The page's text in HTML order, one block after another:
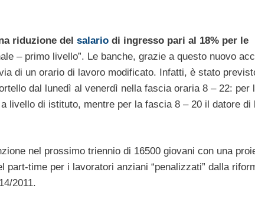
riduzione del salario di ingresso pari al 18% per le
– primo livello”. Le banche, grazie a questo nuovo
di un orario di lavoro modificato. Infatti, è stato
dal lunedì al venerdì nella fascia oraria 8 – 22: per
livello di istituto, mentre per la fascia 8 – 20 il datore di
nel prossimo triennio di 16500 giovani con una
time per i lavoratori anziani “penalizzati” dalla
2011.